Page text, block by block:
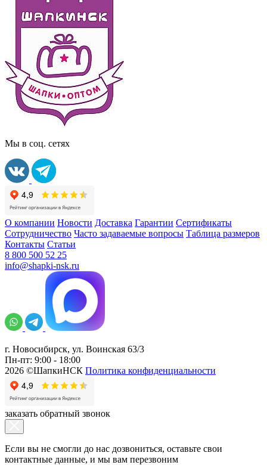
Мы в соц. сетях
О компании Новости Доставка Гарантии Сертификаты
Сотрудничество Часто задаваемые вопросы Таблица размеров
Контакты Статьи
8 800 500 52 25
info@shapki-nsk.ru
г. Новосибирск, ул. Воинская 63/3
Пн-пт: 9:00 - 18:00
2026 ©ШапкиНСК Политика конфиденциальности
заказать обратный звонок
Если вы не смогли до нас дозвониться, оставьте свои
контактные данные, и мы вам перезвоним